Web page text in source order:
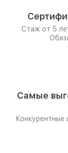
Стаж от 5
Самые
Конкурентные